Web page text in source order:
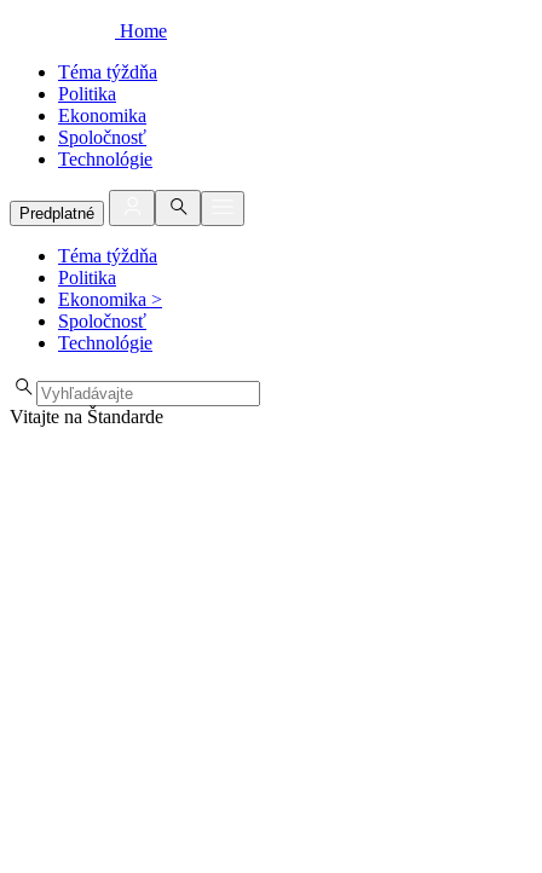
Home
Téma týždňa
Politika
Ekonomika
Spoločnosť
Technológie
Predplatné
Téma týždňa
Politika
Ekonomika >
Spoločnosť
Technológie
Vitajte na Štandarde